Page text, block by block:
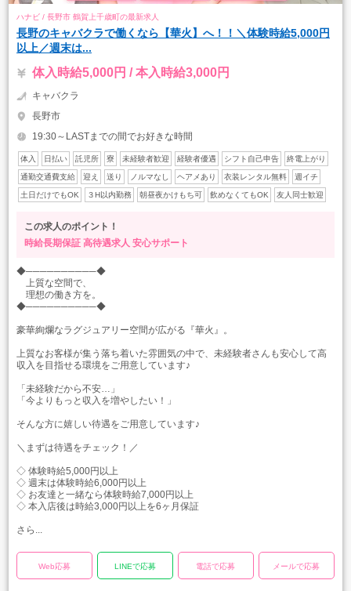
ハナビ / 長野市 鶴賀上千歳町の最新求人
長野のキャバクラで働くなら【華火】へ！！＼体験時給5,000円
以上／週末は...
体入時給5,000円 / 本入時給3,000円
キャバクラ
長野市
19:30～LASTまでの間でお好きな時間
体入 日払い 託児所 寮 未経験者歓迎 経験者優遇 シフト自己申告 終電上がり
通勤交通費支給 迎え 送り ノルマなし ヘアメあり 衣装レンタル無料 週イチ
土日だけでもOK ３H以内勤務 朝昼夜かけもち可 飲めなくてもOK 友人同士歓迎
この求人のポイント！
時給長期保証 高待遇求人 安心サポート
◆──────────◆
上質な空間で、
理想の働き方を。
◆──────────◆
豪華絢爛なラグジュアリー空間が広がる『華火』。
上質なお客様が集う落ち着いた雰囲気の中で、未経験者さんも安心して高
収入を目指せる環境をご用意しています♪
「未経験だから不安…」
「今よりもっと収入を増やしたい！」
そんな方に嬉しい待遇をご用意しています♪
＼まずは待遇をチェック！／
◇ 体験時給5,000円以上
◇ 週末は体験時給6,000円以上
◇ お友達と一緒なら体験時給7,000円以上
◇ 本入店後は時給3,000円以上を6ヶ月保証
さら...
Web応募 LINEで応募 電話で応募 メールで応募